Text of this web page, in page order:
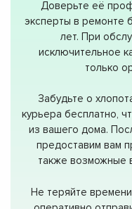
Доверьте её
эксперты в ремонте
лет. При
исключительное
только
Забудьте о
курьера бесплатно,
из вашего дома.
предоставим вам
также возможные
Не теряйте